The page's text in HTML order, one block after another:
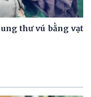
thư vú bằng vạt